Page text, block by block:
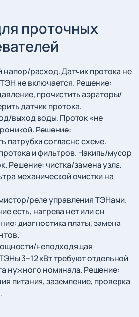
проточных
напор/расход. Датчик протока не
не включается. Решение:
прочистить аэраторы/
датчик протока.
выход воды. Проток «не
Решение:
патрубки согласно схеме.
и фильтров. Накипь/мусор
Решение: чистка/замена узла,
механической очистки на
реле управления ТЭНами.
есть, нагрева нет или он
диагностика платы, замена
неподходящая
3–12 кВт требуют отдельной
нужного номинала. Решение:
питания, заземление, проверка